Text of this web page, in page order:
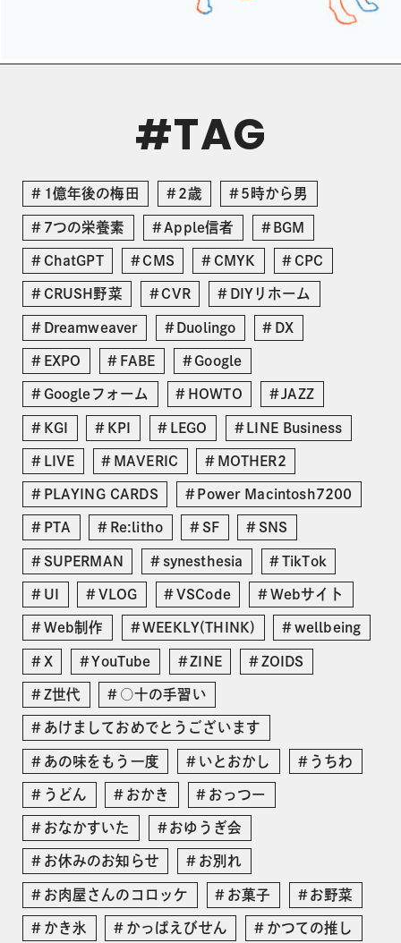
#TAG
1億年後の梅田 2歳 5時から男
7つの栄養素 Apple信者 BGM
ChatGPT CMS CMYK CPC
CRUSH野菜 CVR DIYリホーム
Dreamweaver Duolingo DX
EXPO FABE Google
Googleフォーム HOWTO JAZZ
KGI KPI LEGO LINE Business
LIVE MAVERIC MOTHER2
PLAYING CARDS Power Macintosh7200
PTA Re:litho SF SNS
SUPERMAN synesthesia TikTok
UI VLOG VSCode Webサイト
Web制作 WEEKLY(THINK) wellbeing
X YouTube ZINE ZOIDS
Z世代 ○十の手習い
あけましておめでとうございます
あの味をもう一度 いとおかし うちわ
うどん おかき おっつー
おなかすいた おゆうぎ会
お休みのお知らせ お別れ
お肉屋さんのコロッケ お菓子 お野菜
かき氷 かっぱえびせん かつての推し